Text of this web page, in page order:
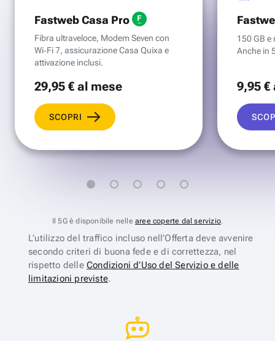
Fastweb Casa Pro
Fibra ultraveloce, Modem Seven con
Wi‑Fi 7, assicurazione Casa Quixa e
attivazione inclusi.
29,95 €al mese
SCOPRI
150 GB e
Anche in
9,95 €
Il 5G è disponibile nelle aree coperte dal servizio.
L’utilizzo del traffico incluso nell’Offerta deve avvenire
secondo criteri di buona fede e di correttezza, nel
rispetto delle Condizioni d’Uso del Servizio e delle
limitazioni previste.